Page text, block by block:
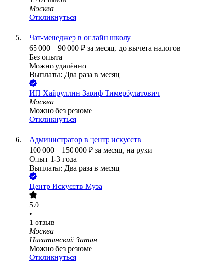
Москва
Откликнуться
Чат-менеджер в онлайн школу
65 000 – 90 000 ₽ за месяц, до вычета налогов
Без опыта
Можно удалённо
Выплаты: Два раза в месяц
ИП Хайруллин Зариф Тимербулатович
Москва
Можно без резюме
Откликнуться
Администратор в центр искусств
100 000 – 150 000 ₽ за месяц, на руки
Опыт 1-3 года
Выплаты: Два раза в месяц
Центр Искусств Муза
5.0
•
1 отзыв
Москва
Нагатинский Затон
Можно без резюме
Откликнуться